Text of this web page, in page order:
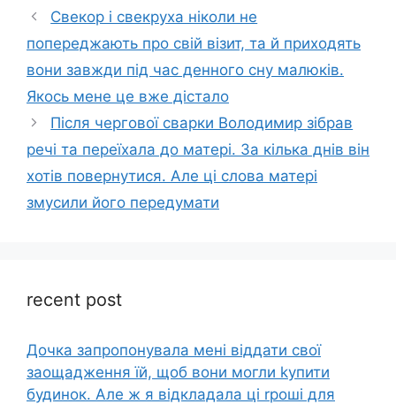
Свекор і свекруха ніколи не
попереджають про свій візит, та й приходять
вони завжди під час денного сну малюків.
Якось мене це вже дістало
Після чергової сварки Володимир зібрав
речі та переїхала до матері. За кілька днів він
хотів повернутися. Але ці слова матері
змусили його передумати
recent post
Дочка запpопонувала мені віддати свої
заощадження їй, щоб вони могли kупити
будинок. Але ж я відкладала ці rроші для